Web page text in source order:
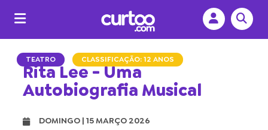
TEATRO CLASSIFICAÇÃO: 12 ANOS
Rita Lee - Uma
Autobiografia Musical
DOMINGO | 15 MARÇO 2026